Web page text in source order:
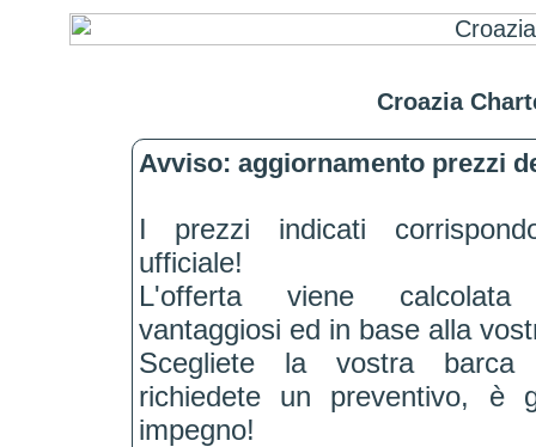
Croazia
Avviso: aggiornamento prezzi
I prezzi indicati
ufficiale!
L'offerta viene
vantaggiosi ed in base alla
Scegliete la vostra
richiedete un preventivo, è
impegno!